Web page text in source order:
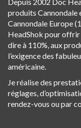
Depuis 2002 Doc
produits Cannondale
Cannondale Europe
HeadShok pour offrir
dire à 110%, aux
l’exigence des
américaine.
Je réalise des
réglages,
rendez-vous ou par